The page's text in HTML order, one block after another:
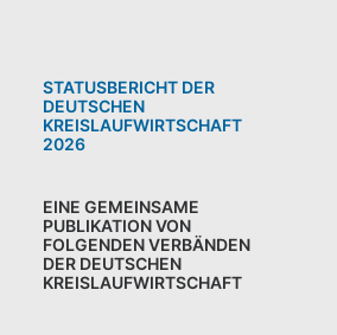
STATUSBERICHT DER
DEUTSCHEN
KREISLAUFWIRTSCHAFT
2026
EINE GEMEINSAME
PUBLIKATION VON
FOLGENDEN VERBÄNDEN
DER DEUTSCHEN
KREISLAUFWIRTSCHAFT